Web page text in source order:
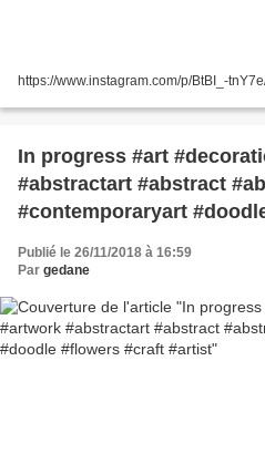
https://www.instagram.com/p/BtBI_-
In progress #art #decoration #painting #artwork
#abstractart #abstract
#contemporaryart
#artist
Publié le 26/11/2018 à 16:59
Par gedane